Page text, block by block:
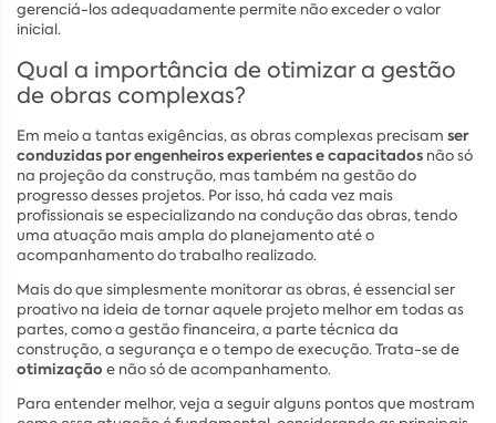
gerenciá-los adequadamente permite não exceder o valor
inicial.
Qual a importância de otimizar a gestão
de obras complexas?
Em meio a tantas exigências, as obras complexas precisam ser
conduzidas por engenheiros experientes e capacitados não só
na projeção da construção, mas também na gestão do
progresso desses projetos. Por isso, há cada vez mais
profissionais se especializando na condução das obras, tendo
uma atuação mais ampla do planejamento até o
acompanhamento do trabalho realizado.
Mais do que simplesmente monitorar as obras, é essencial ser
proativo na ideia de tornar aquele projeto melhor em todas as
partes, como a gestão financeira, a parte técnica da
construção, a segurança e o tempo de execução. Trata-se de
otimização e não só de acompanhamento.
Para entender melhor, veja a seguir alguns pontos que mostram